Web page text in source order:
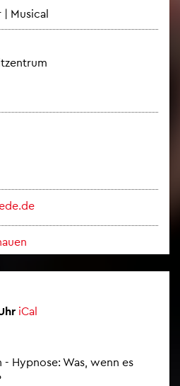
| Mu­si­cal
iCal
- Hyp­no­se: Was, wenn es